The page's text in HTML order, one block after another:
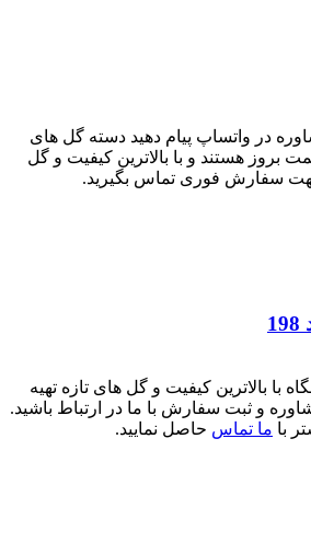
در واتساپ پیام دهید دسته گل های
بروز هستند و با بالاترین کیفیت و گل
سفارش فوری تماس بگیرید.
با بالاترین کیفیت و گل های تازه تهیه
و ثبت سفارش با ما در ارتباط باشید.
با ما تماس حاصل نمایید.